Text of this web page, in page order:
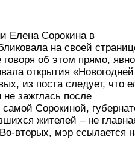
Елена Сорокина в
на своей
говоря об этом прямо, явно
открытия «Новогодней
из поста следует, что
зажглась после
самой Сорокиной,
жителей – не
вторых, мэр ссылается